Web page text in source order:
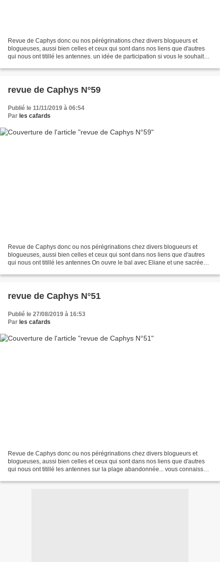
Revue de Caphys donc ou nos pérégrinations chez divers blogueurs et
blogueuses, aussi bien celles et ceux qui sont dans nos liens que d'autres
qui nous ont titillé les antennes. un idée de participation si vous le souhaitez
revue de Caphys N°59
Publié le 11/11/2019 à 06:54
Par les cafards
Revue de Caphys donc ou nos pérégrinations chez divers blogueurs et
blogueuses, aussi bien celles et ceux qui sont dans nos liens que d'autres
qui nous ont titillé les antennes On ouvre le bal avec Eliane et une sacrée
revue de Caphys N°51
Publié le 27/08/2019 à 16:53
Par les cafards
Revue de Caphys donc ou nos pérégrinations chez divers blogueurs et
blogueuses, aussi bien celles et ceux qui sont dans nos liens que d'autres
qui nous ont titillé les antennes sur la plage abandonnée... vous connaissez